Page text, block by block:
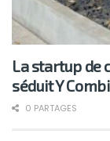
La startup de
séduit Y
0 PARTAGES